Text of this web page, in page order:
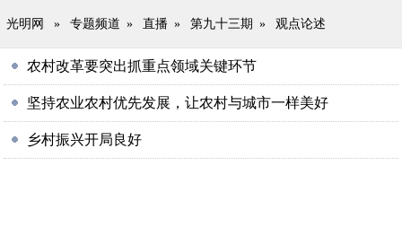
光明网 » 专题频道 » 直播 » 第九十三期 » 观点论述
农村改革要突出抓重点领域关键环节
坚持农业农村优先发展，让农村与城市一样美好
乡村振兴开局良好